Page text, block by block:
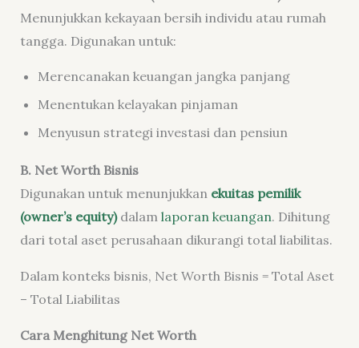
Menunjukkan kekayaan bersih individu atau rumah
tangga. Digunakan untuk:
Merencanakan keuangan jangka panjang
Menentukan kelayakan pinjaman
Menyusun strategi investasi dan pensiun
B. Net Worth Bisnis
Digunakan untuk menunjukkan ekuitas pemilik
(owner’s equity)dalam laporan keuangan. Dihitung
dari total aset perusahaan dikurangi total liabilitas.
Dalam konteks bisnis, Net Worth Bisnis = Total Aset
– Total Liabilitas
Cara Menghitung Net Worth